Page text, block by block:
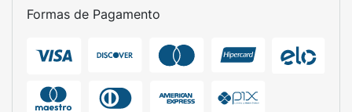
Formas de Pagamento